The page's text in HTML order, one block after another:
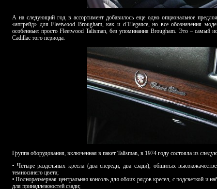
А на следующий год в ассортимент добавилось еще одно опциональное
«апгрейд» для Fleetwood Brougham, как и d’Elegance, но все обозначения
особенные: просто Fleetwood Talisman, без упоминания Brougham. Это – самый
Cadillac того периода.
Группа оборудования, включенная в пакет Talisman, в 1974 году состояла из
• Четыре раздельных кресла (два спереди, два сзади), обшитых
темносинего цвета;
• Полноразмерная центральная консоль для обоих рядов кресел, с подсветкой и
для принадлежностей сзади;